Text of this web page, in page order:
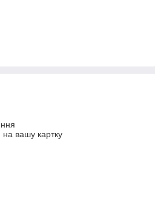
на вашу картку